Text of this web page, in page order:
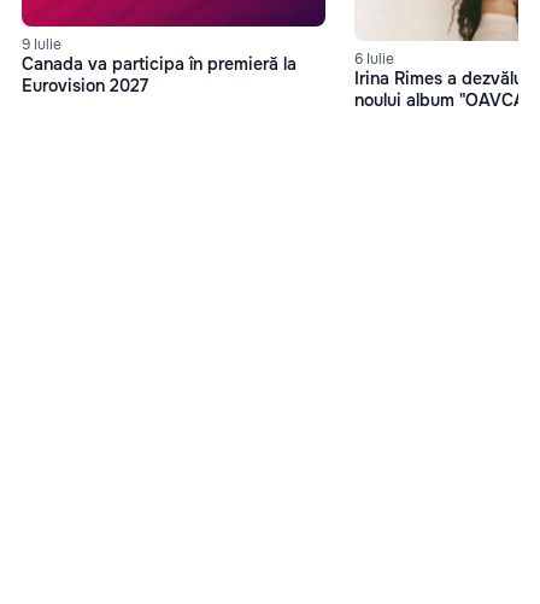
9 Iulie
Canada va participa în premieră la
Eurovision 2027
6 Iulie
Irina Rimes a
noului album